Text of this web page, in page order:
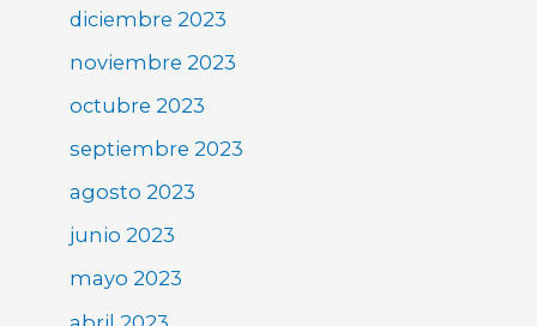
diciembre 2023
noviembre 2023
octubre 2023
septiembre 2023
agosto 2023
junio 2023
mayo 2023